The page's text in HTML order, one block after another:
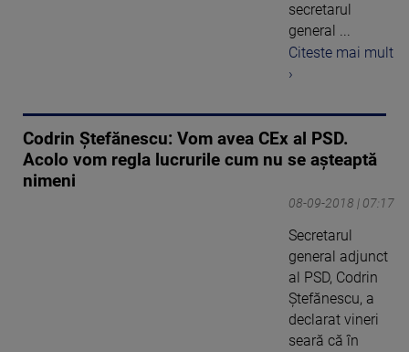
secretarul
general ...
Citeste mai mult
›
Codrin Ştefănescu: Vom avea CEx al PSD.
Acolo vom regla lucrurile cum nu se așteaptă
nimeni
08-09-2018 | 07:17
Secretarul
general adjunct
al PSD, Codrin
Ştefănescu, a
declarat vineri
seară că în